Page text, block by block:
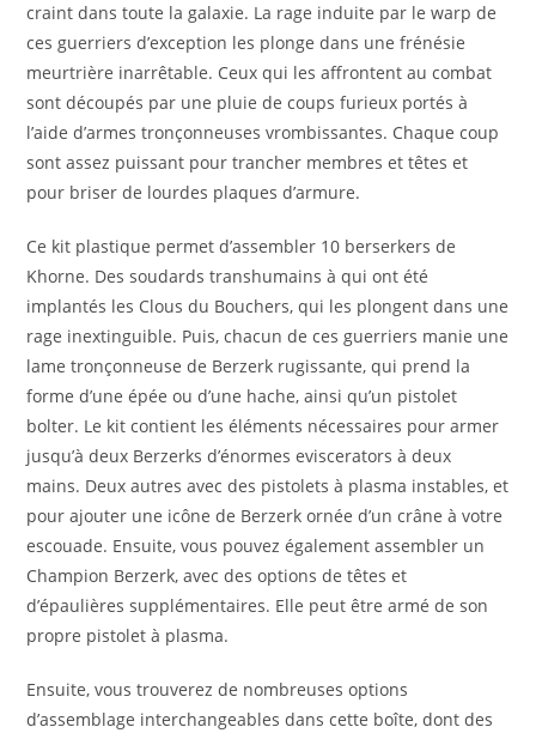
craint dans toute la galaxie. La rage induite par le warp de
ces guerriers d’exception les plonge dans une frénésie
meurtrière inarrêtable. Ceux qui les affrontent au combat
sont découpés par une pluie de coups furieux portés à
l’aide d’armes tronçonneuses vrombissantes. Chaque coup
sont assez puissant pour trancher membres et têtes et
pour briser de lourdes plaques d’armure.
Ce kit plastique permet d’assembler 10 berserkers de
Khorne. Des soudards transhumains à qui ont été
implantés les Clous du Bouchers, qui les plongent dans une
rage inextinguible. Puis, chacun de ces guerriers manie une
lame tronçonneuse de Berzerk rugissante, qui prend la
forme d’une épée ou d’une hache, ainsi qu’un pistolet
bolter. Le kit contient les éléments nécessaires pour armer
jusqu’à deux Berzerks d’énormes eviscerators à deux
mains. Deux autres avec des pistolets à plasma instables, et
pour ajouter une icône de Berzerk ornée d’un crâne à votre
escouade. Ensuite, vous pouvez également assembler un
Champion Berzerk, avec des options de têtes et
d’épaulières supplémentaires. Elle peut être armé de son
propre pistolet à plasma.
Ensuite, vous trouverez de nombreuses options
d’assemblage interchangeables dans cette boîte, dont des